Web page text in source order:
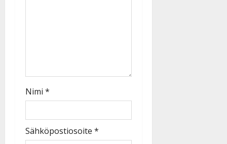
Nimi *
Sähköpostiosoite *